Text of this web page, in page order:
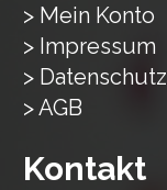
> Mein Konto
> Impressum
> Datenschutz
> AGB
Kontakt